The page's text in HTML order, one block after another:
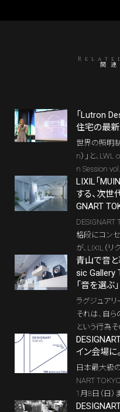
関
「Lutron
住宅の最
世界の照明
n）」と、
n Session
開催された。
モス（
宅に深く関
トする。
LIXIL「
する、次世
GNART
DESIGNART
格段にコン
が、LIXIL（リ
再構築 -」（
空間の捉え
青山で音と
sic Gallery
「音を選ぶ
ラグジュアリ
それは、自ら
という行為
KEF Music
28日まで開
本質を体現
イン会場に
日本最大級の
NART
1月8日（日
回は、歴史